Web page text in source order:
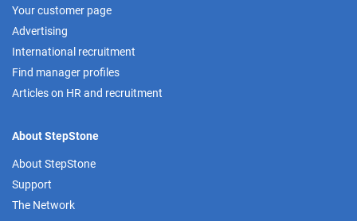
Your customer page
Advertising
International recruitment
Find manager profiles
Articles on HR and recruitment
About StepStone
About StepStone
Support
The Network